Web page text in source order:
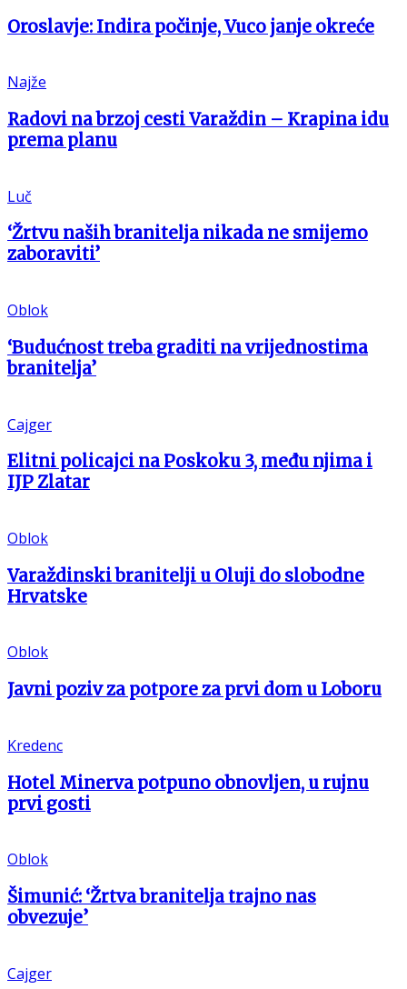
Oroslavje: Indira počinje, Vuco janje okreće
Najže
Radovi na brzoj cesti Varaždin – Krapina idu
prema planu
Luč
‘Žrtvu naših branitelja nikada ne smijemo
zaboraviti’
Oblok
‘Budućnost treba graditi na vrijednostima
branitelja’
Cajger
Elitni policajci na Poskoku 3, među njima i
IJP Zlatar
Oblok
Varaždinski branitelji u Oluji do slobodne
Hrvatske
Oblok
Javni poziv za potpore za prvi dom u Loboru
Kredenc
Hotel Minerva potpuno obnovljen, u rujnu
prvi gosti
Oblok
Šimunić: ‘Žrtva branitelja trajno nas
obvezuje’
Cajger